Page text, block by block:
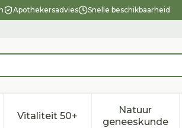
Apothekersadvies Snelle beschikbaarheid
hygiëne categorie
en vitamines categorie
voor Zwangerschap en
Vitaliteit 50+Toon submenu voor
Natuur
geneeskunde
Toon